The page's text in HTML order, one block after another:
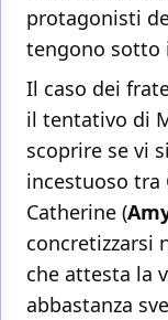
protagonisti
tengono sotto
Il caso dei
il tentativo di
scoprire se vi
incestuoso tra
Catherine (
concretizzarsi
che attesta la
abbastanza